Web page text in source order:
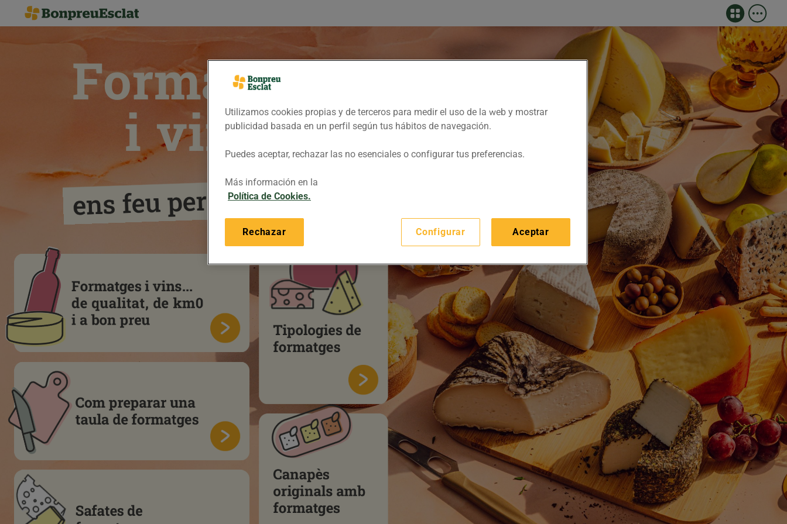
Utilizamos cookies propias y de terceros para medir el uso de la web y mostrar
publicidad basada en un perfil según tus hábitos de navegación.
Puedes aceptar, rechazar las no esenciales o configurar tus preferencias.
Más información en la
Política de Cookies.
Configurar
Rechazar Aceptar
Formatgesivins...
de qualitat, de km0
i a bon preu
Canapès
originals amb
formatges
Comprepararuna
taula deformatges
Safates de
Tipologies de
formatges
Formatges
i vins,
ens feuperdreelcap!